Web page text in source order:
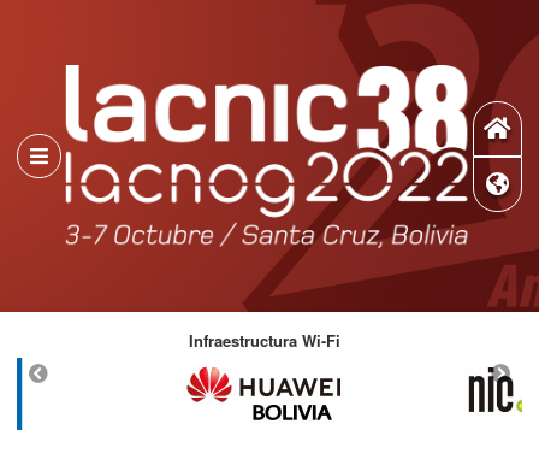
Infraestructura Wi-Fi